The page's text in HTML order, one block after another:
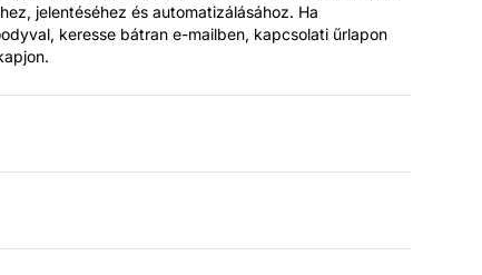
jelentéséhez és automatizálásához. Ha
keresse bátran e-mailben, kapcsolati űrlapon